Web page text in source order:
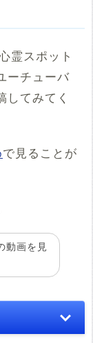
霊スポット
ーチューバ
してみてく
で見ることが
動画を見